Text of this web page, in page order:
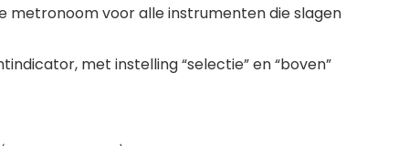
metronoom voor alle instrumenten die slagen
met instelling “selectie” en “boven”